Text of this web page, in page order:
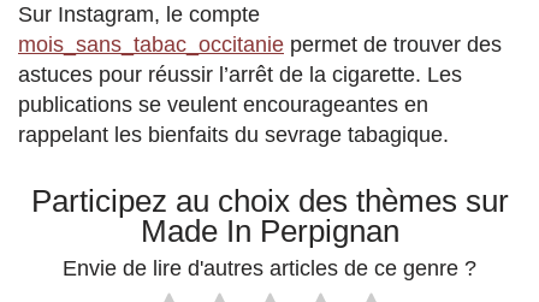
Sur Instagram, le compte
mois_sans_tabac_occitanie permet de trouver des
astuces pour réussir l’arrêt de la cigarette. Les
publications se veulent encourageantes en
rappelant les bienfaits du sevrage tabagique.
Participez au choix des thèmes sur
Made In Perpignan
Envie de lire d'autres articles de ce genre ?